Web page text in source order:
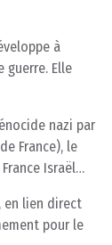
à
guerre. Elle
nazi par
France), le
Israël…
en lien direct
pour le